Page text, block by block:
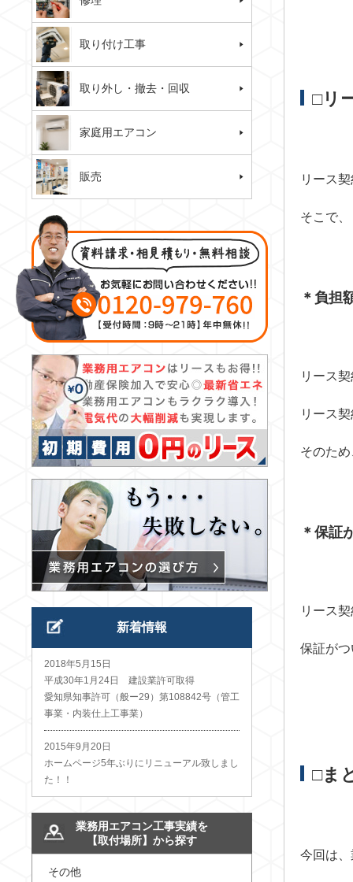
□リ
リース
そこで
＊負担
リース
リース
そのた
＊保証
リース
保証が
□ま
今回は
取り付け工事
取り外し・撤去・回収
家庭用エアコン
販売
新着情報
2018年5月15日
平成30年1月24日 建設業許可取得
愛知県知事許可（般ー29）第108842号（管工
事業・内装仕上工事業）
2015年9月20日
ホームページ5年ぶりにリニューアル致しまし
た！！
業務用エアコン工事実績を
【取付場所】から探す
その他